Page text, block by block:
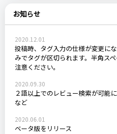
お知らせ
2020.12.01
投稿時、タグ入力の仕様が変更に
みでタグが区切られます。半角ス
注意ください。
2020.09.30
２語以上でのレビュー検索が可能
など
2020.06.01
ベータ版をリリース